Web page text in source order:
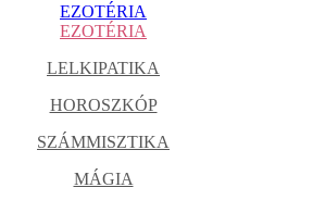
EZOTÉRIA
EZOTÉRIA
LELKIPATIKA
HOROSZKÓP
SZÁMMISZTIKA
MÁGIA